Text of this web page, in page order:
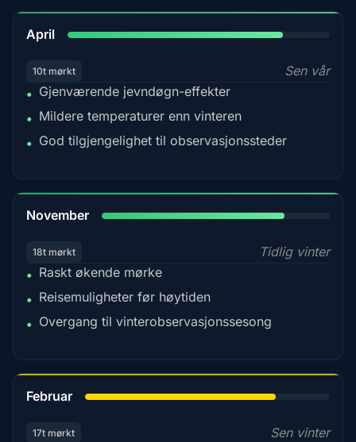
April
10t mørkt
Sen vår
• Gjenværende jevndøgn-effekter
• Mildere temperaturer enn vinteren
• God tilgjengelighet til observasjonssteder
November
18t mørkt
Tidlig vinter
• Raskt økende mørke
• Reisemuligheter før høytiden
• Overgang til vinterobservasjonssesong
Februar
17t mørkt
Sen vinter